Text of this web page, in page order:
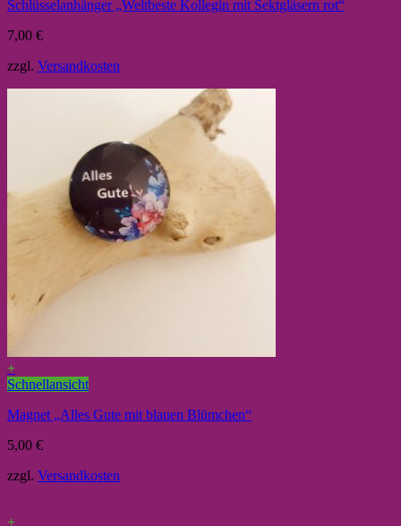
Schlüsselanhänger „Weltbeste Kollegin mit Sektgläsern rot“
7,00 €
zzgl. Versandkosten
+
Schnellansicht
Magnet „Alles Gute mit blauen Blümchen“
5,00 €
zzgl. Versandkosten
+